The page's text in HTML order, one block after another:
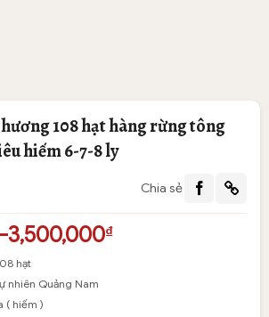
108 hạt hàng rừng tông
hiếm 6-7-8 ly
Chia sẻ
3,500,000₫
hạt
nhiên Quảng Nam
( hiếm )